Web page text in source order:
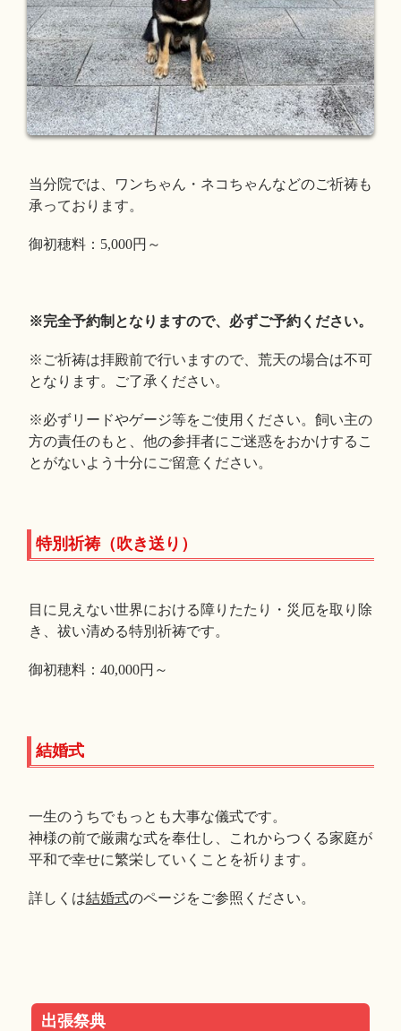
当分院では、ワンちゃん・ネコちゃんなどのご祈祷も
承っております。
御初穂料：5,000円～
※完全予約制となりますので、必ずご予約ください。
※ご祈祷は拝殿前で行いますので、荒天の場合は不可
となります。ご了承ください。
※必ずリードやゲージ等をご使用ください。飼い主の
方の責任のもと、他の参拝者にご迷惑をおかけするこ
とがないよう十分にご留意ください。
特別祈祷（吹き送り）
目に見えない世界における障りたたり・災厄を取り除
き、祓い清める特別祈祷です。
御初穂料：40,000円～
結婚式
一生のうちでもっとも大事な儀式です。
神様の前で厳粛な式を奉仕し、これからつくる家庭が
平和で幸せに繁栄していくことを祈ります。
詳しくは結婚式のページをご参照ください。
出張祭典